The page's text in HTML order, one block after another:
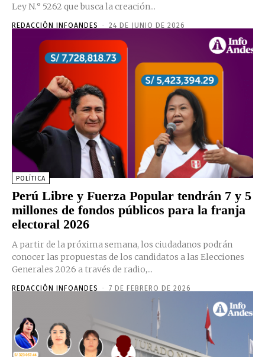
Ley N.° 5262 que busca la creación...
REDACCIÓN INFOANDES - 24 DE JUNIO DE 2026
POLÍTICA
Perú Libre y Fuerza Popular tendrán 7 y 5
millones de fondos públicos para la franja
electoral 2026
A partir de la próxima semana, los ciudadanos podrán
conocer las propuestas de los candidatos a las Elecciones
Generales 2026 a través de radio,...
REDACCIÓN INFOANDES - 7 DE FEBRERO DE 2026